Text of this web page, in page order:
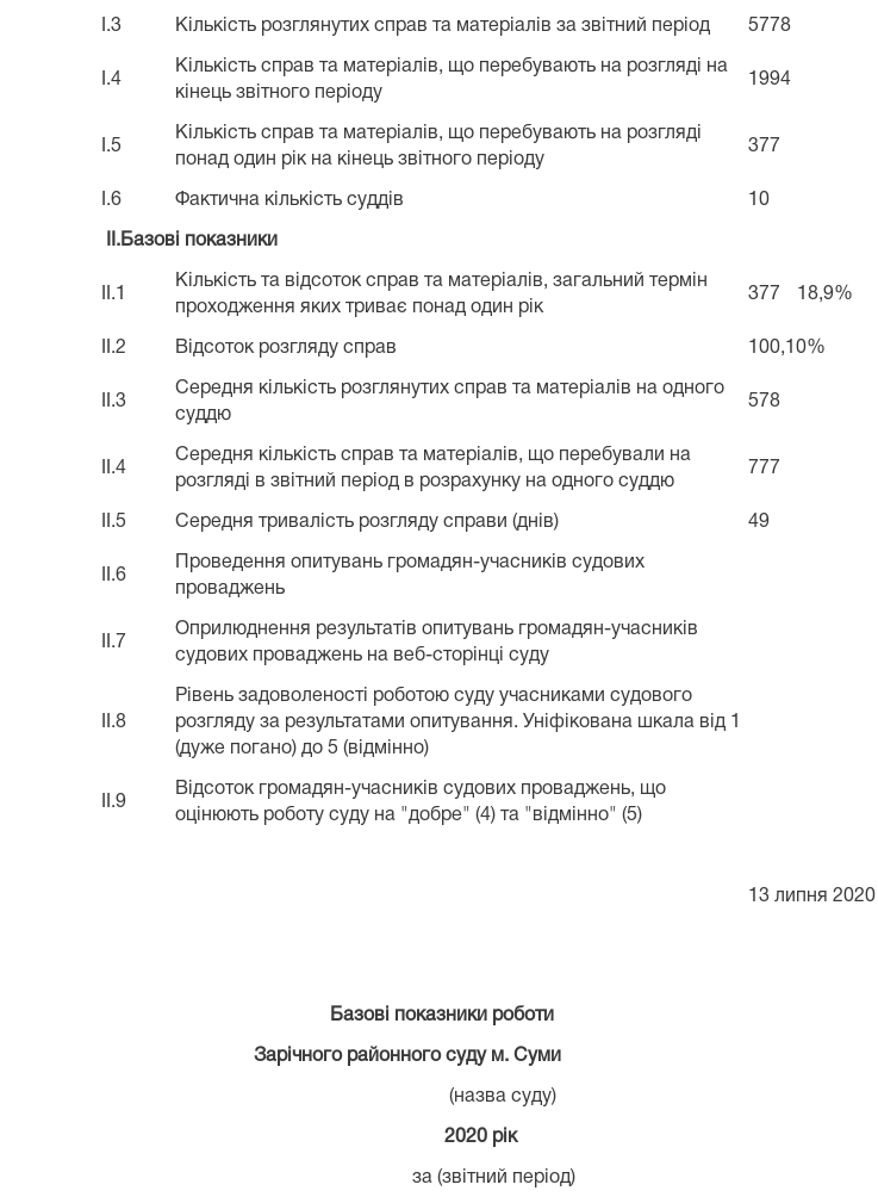
I.3 Кількість розглянутих справ та матеріалів за звітний період 5778
I.4
Кількість справ та матеріалів, що перебувають на розгляді на
кінець звітного періоду
1994
I.5
Кількість справ та матеріалів, що перебувають на розгляді
понад один рік на кінець звітного періоду
377
I.6 Фактична кількість суддів 10
II.Базові показники
II.1
Кількість та відсоток справ та матеріалів, загальний термін
проходження яких триває понад один рік
377 18,9%
II.2 Відсоток розгляду справ 100,10%
II.3
Середня кількість розглянутих справ та матеріалів на одного
суддю
578
II.4
Середня кількість справ та матеріалів, що перебували на
розгляді в звітний період в розрахунку на одного суддю
777
II.5 Середня тривалість розгляду справи (днів) 49
II.6
Проведення опитувань громадян-учасників судових
проваджень
II.7
Оприлюднення результатів опитувань громадян-учасників
судових проваджень на веб-сторінці суду
II.8
Рівень задоволеності роботою суду учасниками судового
розгляду за результатами опитування. Уніфікована шкала від 1
(дуже погано) до 5 (відмінно)
II.9
Відсоток громадян-учасників судових проваджень, що
оцінюють роботу суду на "добре" (4) та "відмінно" (5)
13 липня 2020
Базові показники роботи
Зарічного районного суду м. Суми
(назва суду)
2020 рік
за (звітний період)